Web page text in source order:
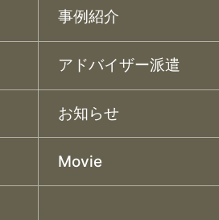
事例紹介
アドバイザー派遣
お知らせ
Movie